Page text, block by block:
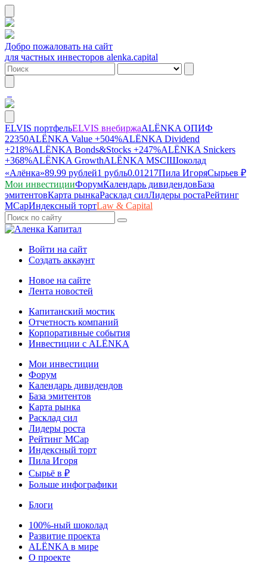
Добро пожаловать на сайт
для частных инвесторов alenka.capital
ELVIS портфельELVIS внебиржаALЁNKA ОПИФ
22350ALЁNKA Value +504%ALЁNKA Dividend
+218%ALЁNKA Bonds&Stocks +247%ALЁNKA Snickers
+368%ALЁNKA GrowthALЁNKA MSCIШоколад
«Алёнка»89.99 рублей1 рубль0.01217Пила ИгоряСырьев ₽
Мои инвестицииФорумКалендарь дивидендовБаза
эмитентовКарта рынкаРасклад силЛидеры ростаРейтинг
MCapИндексный тортLaw & Capital
Войти на сайт
Создать аккаунт
Новое на сайте
Лента новостей
Капитанский мостик
Отчетность компаний
Корпоративные события
Инвестиции с ALЁNKA
Мои инвестиции
Форум
Календарь дивидендов
База эмитентов
Карта рынка
Расклад сил
Лидеры роста
Рейтинг MCap
Индексный торт
Пила Игоря
Сырьё в ₽
Больше инфографики
Блоги
100%-ный шоколад
Развитие проекта
ALЁNKA в мире
О проекте